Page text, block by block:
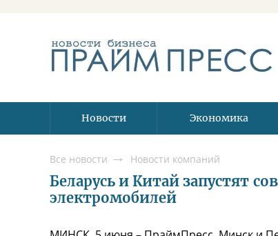
Новости Экономика
Все новости Новости компаний
Беларусь и Китай запустят
электромобилей